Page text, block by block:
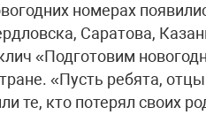
номерах
Саратова,
«Подготовим
«Пусть ребята,
те, кто потерял своих